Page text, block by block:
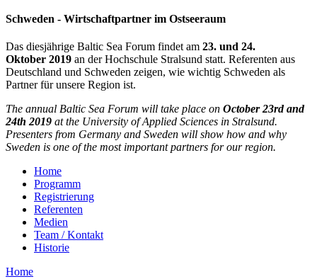
Schwe­den - Wirt­schaft­part­ner im Ost­see­raum
Das diesjährige Baltic Sea Forum findet am 23. und 24.
Oktober 2019 an der Hochschule Stralsund statt. Referenten aus
Deutschland und Schweden zeigen, wie wichtig Schweden als
Partner für unsere Region ist.
The annual Baltic Sea Forum will take place on October 23rd and
24th 2019 at the University of Applied Sciences in Stralsund.
Presenters from Germany and Sweden will show how and why
Sweden is one of the most important partners for our region.
Home
Programm
Registrierung
Referenten
Medien
Team / Kontakt
Historie
Home